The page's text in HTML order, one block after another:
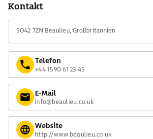
Kontakt
SO42 7ZN Beaulieu, Großbritannien
Telefon
+44 1590 61 23 45
E-Mail
info@beaulieu.co.uk
Website
http://www.beaulieu.co.uk